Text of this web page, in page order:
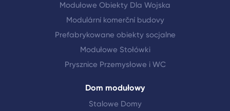
Modułowe Obiekty Dla Wojska
Modulární komerční budovy
Prefabrykowane obiekty socjalne
Modułowe Stołówki
Prysznice Przemysłowe i WC
Dom modułowy
Stalowe Domy